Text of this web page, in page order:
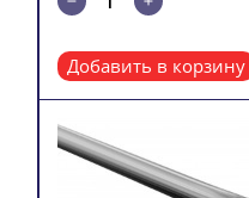
Добавить в корзину